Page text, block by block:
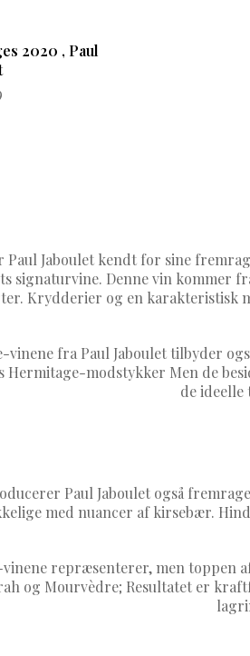
2020 , Paul
Paul Jaboulet kendt for sine
signaturvine. Denne vin kommer
Krydderier og en karakteristisk
vinene fra Paul Jaboulet tilbyder
Hermitage-modstykker Men de
de
Paul Jaboulet også
med nuancer af kirsebær.
repræsenterer, men toppen
og Mourvèdre; Resultatet er